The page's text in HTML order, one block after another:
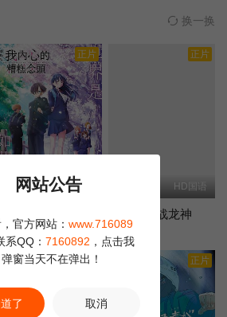
节骨眼上，郁金香花园却遭到了挖掘机的
桑贝琳娜来到了现代大都市，在那里，她
女孩，随着时间的推移，两人渐渐成为了
自己的力量拯救家园，她的努力能够获得
换一换
正片
HD中字
剧场版/我内心的糟糕念头(台)/The Dangers in My Heart: The Movie/
正片
HD国语
哪吒之决战龙神
6.0
正片 正片
网站公告
官方网站： www.716089
系QQ： 7160892 ，点击我
窗当天不在弹出！
了 取消